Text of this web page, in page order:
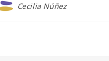
Cecilia Núñez